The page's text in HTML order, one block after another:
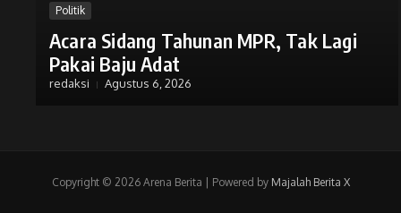
Politik
Acara Sidang Tahunan MPR, Tak Lagi
Pakai Baju Adat
redaksi Agustus 6, 2026
Copyright © 2026 Arena Berita | Powered by Majalah Berita X